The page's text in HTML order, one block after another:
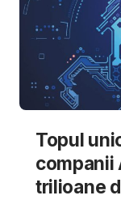
Topul
companii
trilioane